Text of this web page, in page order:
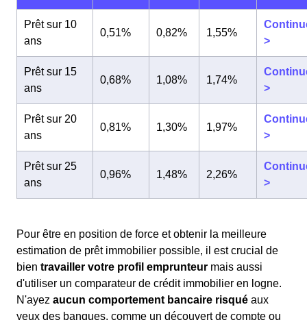
Prêt sur 10
ans
0,51% 0,82% 1,55%
>
Prêt sur 15
ans
0,68% 1,08% 1,74%
>
Prêt sur 20
ans
0,81% 1,30% 1,97%
>
Prêt sur 25
ans
0,96% 1,48% 2,26%
>
Pour être en position de force et obtenir la meilleure
estimation de prêt immobilier possible, il est crucial de
bien travailler votre profil emprunteur mais aussi
d'utiliser un comparateur de crédit immobilier en logne.
N'ayez aucun comportement bancaire risqué aux
yeux des banques, comme un découvert de compte ou